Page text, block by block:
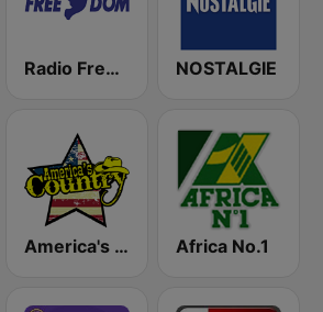
Radio Freedom FM NOSTALGIE
America's Country Africa No.1